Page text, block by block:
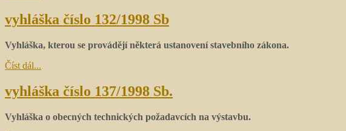
vyhláška číslo 132/1998 Sb
Vyhláška, kterou se provádějí některá ustanovení stavebního zákona.
Číst dál...
vyhláška číslo 137/1998 Sb.
Vyhláška o obecných technických požadavcích na výstavbu.